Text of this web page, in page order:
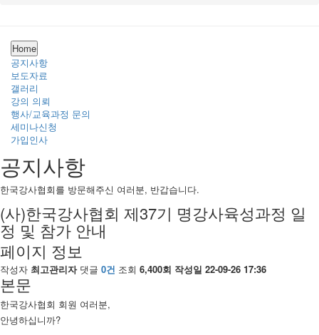
Home
공지사항
보도자료
갤러리
강의 의뢰
행사/교육과정 문의
세미나신청
가입인사
공지사항
한국강사협회를 방문해주신 여러분, 반갑습니다.
(사)한국강사협회 제37기 명강사육성과정 일
정 및 참가 안내
페이지 정보
작성자 최고관리자 댓글 0건 조회 6,400회 작성일 22-09-26 17:36
본문
한국강사협회 회원 여러분,
안녕하십니까?